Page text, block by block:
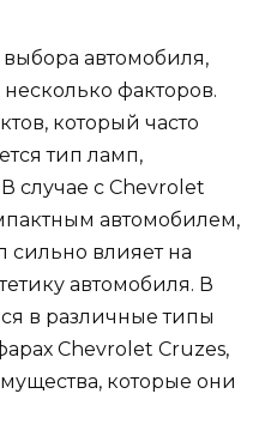
автомобиля,
факторов.
который часто
тип ламп,
случае с Chevrolet
автомобилем,
сильно влияет на
автомобиля. В
в различные типы
Chevrolet Cruzes,
которые они